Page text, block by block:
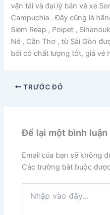
vận tải và đại lý bán vé xe
Campuchia . Đây cũng là
Siem Reap , Poipet ,
Né , Cần Thơ , từ Sài Gòn
bởi có chất lượng tốt, giá vé
TRƯỚC ĐÓ
Để lại một bình luận
Email của bạn sẽ không
Các trường bắt buộc
vào